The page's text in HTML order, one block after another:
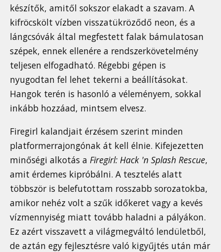
készítők, amitől sokszor elakadt a szavam. A
kifröcskölt vízben visszatükröződő neon, és a
lángcsóvák által megfestett falak bámulatosan
szépek, ennek ellenére a rendszerkövetelmény
teljesen elfogadható. Régebbi gépen is
nyugodtan fel lehet tekerni a beállításokat.
Hangok terén is hasonló a véleményem, sokkal
inkább hozzáad, mintsem elvesz.
Firegirl kalandjait érzésem szerint minden
platformerrajongónak át kell élnie. Kifejezetten
minőségi alkotás a Firegirl: Hack 'n Splash Rescue,
amit érdemes kipróbálni. A tesztelés alatt
többször is belefutottam rosszabb sorozatokba,
amikor nehéz volt a szűk időkeret vagy a kevés
vízmennyiség miatt tovább haladni a pályákon.
Ez azért visszavett a világmegváltó lendületből,
de aztán egy fejlesztésre való kigyűjtés után már